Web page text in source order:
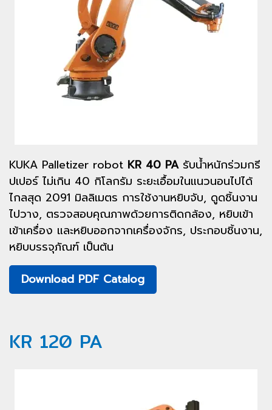
KUKA Palletizer robot KR 40 PAรับน้ำหนักร่วมกรี
ปเปอร์ ไม่เกิน 40 กิโลกรัม ระยะเอื้อมในแนวนอนไปได้
ไกลสุด 2091 มิลลิเมตร การใช้งานหยิบจับ, ดูดชิ้นงาน
ไปวาง, ตรวจสอบคุณภาพด้วยการติดกล้อง, หยิบเข้า
เข้าเครื่อง และหยิบออกจากเครื่องจักร, ประกอบชิ้นงาน,
หยิบบรรจุภัณฑ์ เป็นต้น
Download PDF Catalog
KR 120 PA